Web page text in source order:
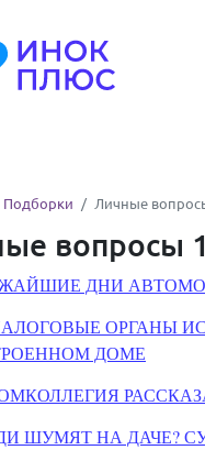
Подборки Личные
вопросы
ДНИ
ОРГАНЫ
ДОМЕ
ШУМЯТ НА ДАЧЕ?